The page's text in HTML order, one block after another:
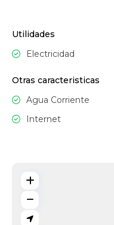
Utilidades
Electricidad
Otras caracteristicas
Agua Corriente
Internet